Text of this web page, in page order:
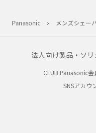
Panasonic メンズシェー
法人向け製品・ソ
CLUB Panasonic
SNSアカウ